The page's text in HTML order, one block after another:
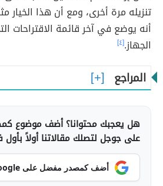
تنزيله مرة أخرى، ومع أن هذا الخيار
أنه يوضع في آخر قائمة الاقتراحات
الجهاز.[٤]
المراجع
هل يعجبك محتوانا؟ أضف موضوع
على جوجل لتصلك مقالاتنا أولاً بأول
أضف كمصدر مفضل على Google